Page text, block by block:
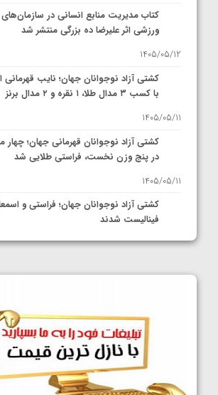
کتاب مدیریت منابع انسانی در سازمان‌های
ورزشی اثر علیرضا ده بزرگی منتشر شد
1405/05/12
کشتی آزاد نوجوانان جهان؛ نایب قهرمانی
با کسب ۳ مدال طلا، ۱ نقره و ۲ مدال برنز
1405/05/11
کشتی آزاد نوجوانان قهرمانی جهان؛ چهار
در پنج وزن نخست، فراستی طلایی شد
1405/05/11
کشتی آزاد نوجوانان جهان؛ فراستی و
فینالیست شدند
1405/05/09
کشتی فرنگی نوجوانان جهان؛ سکوی تیمی
سوم برای ایران
1405/05/07